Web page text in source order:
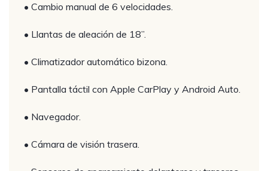
• Cambio manual de 6 velocidades.
• Llantas de aleación de 18”.
• Climatizador automático bizona.
• Pantalla táctil con Apple CarPlay y Android Auto.
• Navegador.
• Cámara de visión trasera.